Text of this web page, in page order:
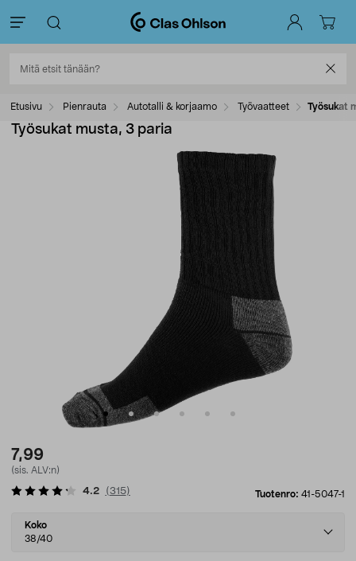
Etusivu Pienrauta Autotalli & korjaamo Työvaatteet Työsukat
Työsukat musta, 3 paria
7,99
(sis. ALV:n)
Tuotenro: 41-5047-1
4.2 (315)
Select
variant
Koko
38/40